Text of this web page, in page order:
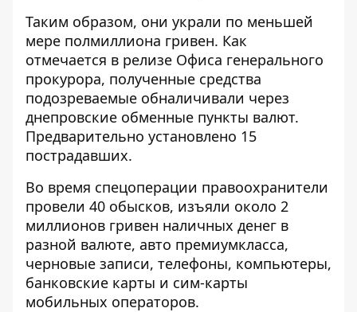
Таким образом, они украли по меньшей
мере полмиллиона гривен. Как
отмечается в релизе Офиса генерального
прокурора, полученные средства
подозреваемые обналичивали через
днепровские обменные пункты валют.
Предварительно установлено 15
пострадавших.
Во время спецоперации правоохранители
провели 40 обысков, изъяли около 2
миллионов гривен наличных денег в
разной валюте, авто премиумкласса,
черновые записи, телефоны, компьютеры,
банковские карты и сим-карты
мобильных операторов.